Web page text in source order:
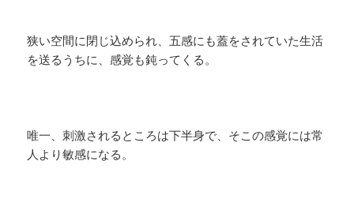
狭い空間に閉じ込められ、五感にも蓋をされていた生活
を送るうちに、感覚も鈍ってくる。
唯一、刺激されるところは下半身で、そこの感覚には常
人より敏感になる。